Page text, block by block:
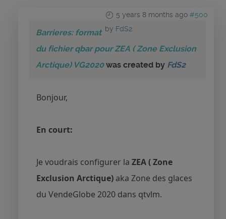
5 years 8 months ago #500
by FdS2
Barrieres: format
du fichier qbar pour ZEA ( Zone Exclusion
Arctique) VG2020was created by FdS2
Bonjour,
En court:
Je voudrais configurer la ZEA ( Zone
Exclusion Arctique) aka Zone des glaces
du VendeGlobe 2020 dans qtvlm.